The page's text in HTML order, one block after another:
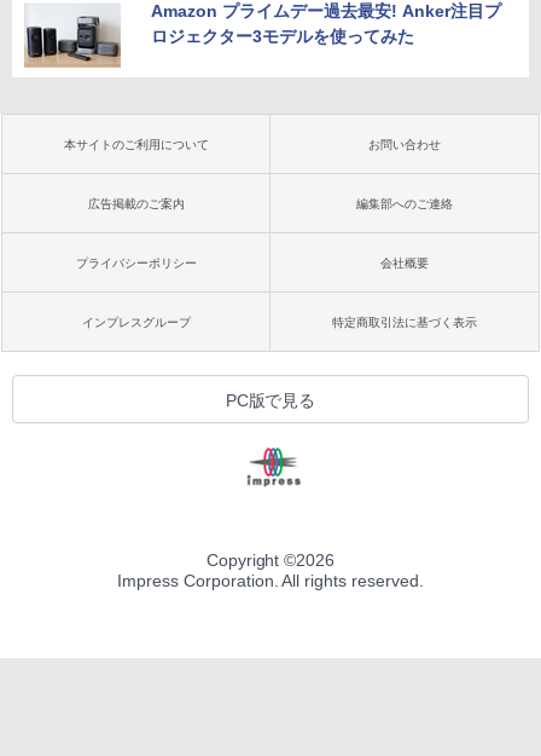
Amazon プライムデー過去最安! Anker注目プ
ロジェクター3モデルを使ってみた
本サイトのご利用について お問い合わせ
広告掲載のご案内 編集部へのご連絡
プライバシーポリシー 会社概要
インプレスグループ 特定商取引法に基づく表示
PC版で見る
Copyright ©2026
Impress Corporation. All rights reserved.